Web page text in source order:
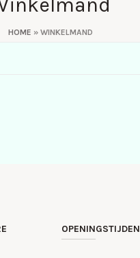
HOME » WINKELMAND
OPENINGSTIJDEN